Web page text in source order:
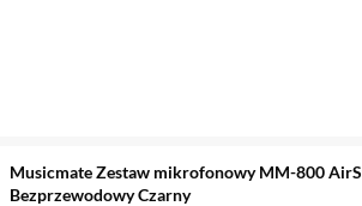
Musicmate Zestaw mikrofonowy MM-800
Bezprzewodowy Czarny